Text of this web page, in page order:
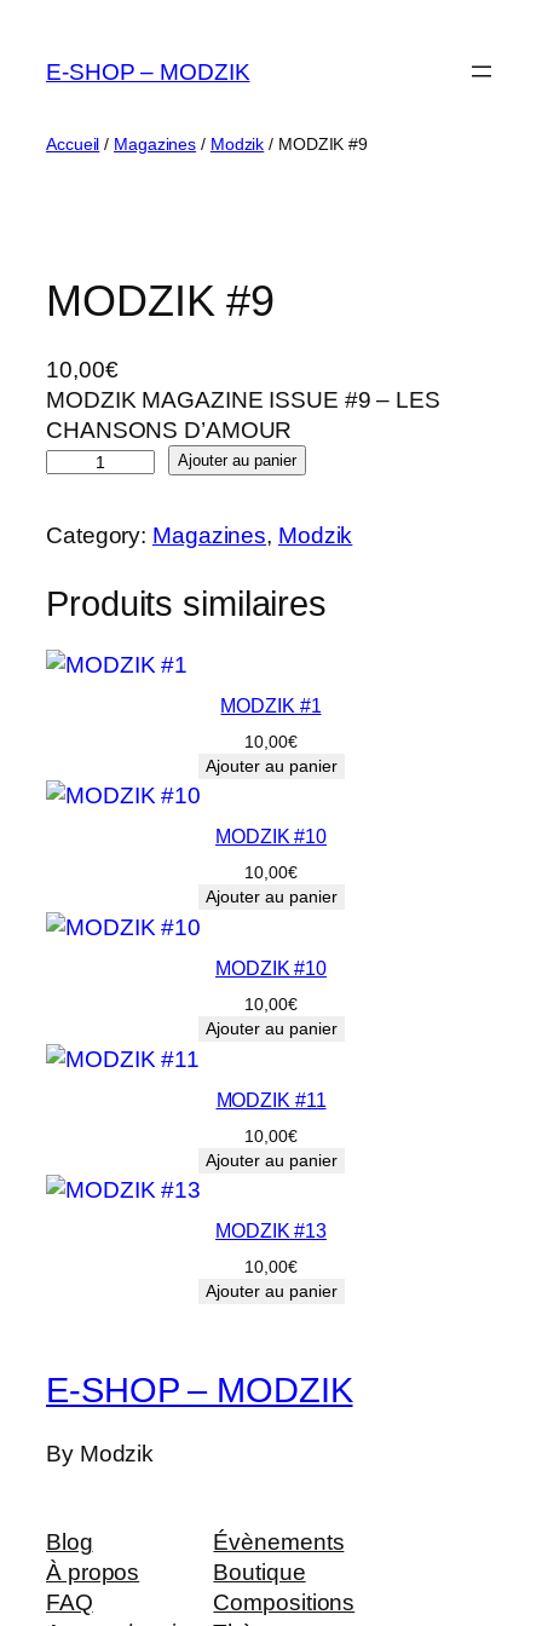
contenu
E-SHOP – MODZIK
Accueil / Magazines / Modzik / MODZIK #9
MODZIK #9
10,00€
MODZIK MAGAZINE ISSUE #9 – LES
CHANSONS D’AMOUR
q
n
i
é
O
K
Ajouter au panier
Category: Magazines, Modzik
Produits similaires
MODZIK #1
10,00€
Ajouter au panier
MODZIK #10
10,00€
Ajouter au panier
MODZIK #10
10,00€
Ajouter au panier
MODZIK #11
10,00€
Ajouter au panier
MODZIK #13
10,00€
Ajouter au panier
E-SHOP – MODZIK
By Modzik
Blog
À propos
FAQ
Évènements
Boutique
Compositions